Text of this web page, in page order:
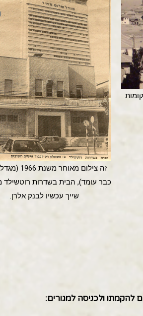
זה צילום מאוחר
שייך עכשיו לבנק אלרן.